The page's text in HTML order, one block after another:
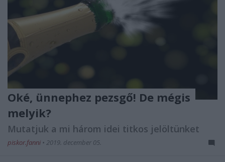
Oké, ünnephez pezsgő! De mégis
melyik?
Mutatjuk a mi három idei titkos jelöltünket
piskor.fanni • 2019. december 05.